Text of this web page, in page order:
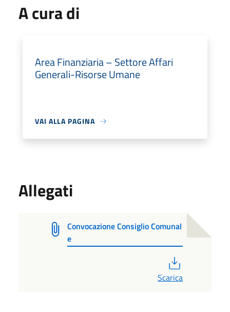
A cura di
Area Finanziaria – Settore Affari
Generali-Risorse Umane
VAI ALLA PAGINA
Allegati
Convocazione Consiglio Comunal
e
Scarica